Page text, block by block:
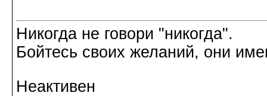
Никогда не говори "никогда".
Бойтесь своих желаний, они
Неактивен